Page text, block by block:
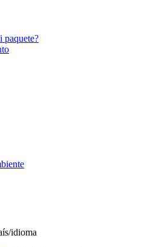
paquete?
idioma